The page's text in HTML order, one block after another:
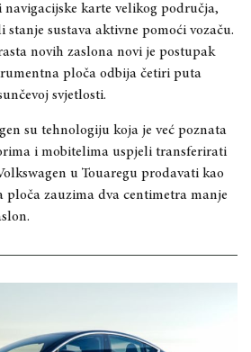
karte velikog područja,
stanje sustava aktivne pomoći vozaču.
novih zaslona novi je postupak
ploča odbija četiri puta
svjetlosti.
su tehnologiju koja je već poznata
i mobitelima uspjeli transferirati
u Touaregu prodavati kao
ploča zauzima dva centimetra manje